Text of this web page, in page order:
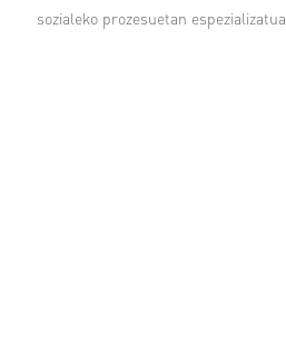
sozialeko prozesuetan espezializatua.